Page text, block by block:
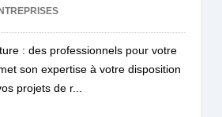
: des professionnels pour votre
son expertise à votre disposition
projets de r...